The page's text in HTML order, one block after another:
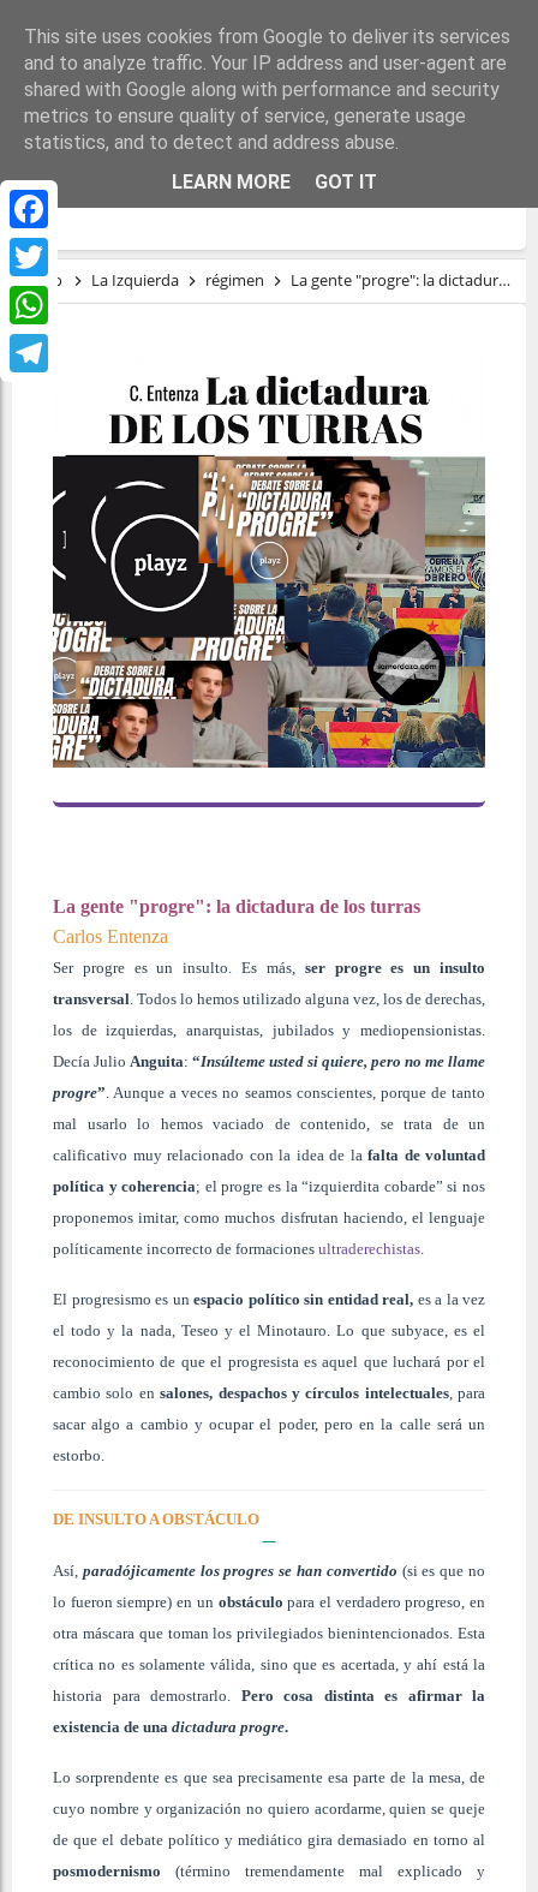
Facebook
Twitter
WhatsApp
LA GENTE "PROGRE": LA DICTADURA DE
LOS TURRAS
Inicio La Izquierda régimen La gente "progre": la dictadura de los turras
La gente "progre": la dictadura de los turras
Carlos Entenza
Ser progre es un insulto. Es más, ser progre es un insulto
transversal. Todos lo hemos utilizado alguna vez, los de derechas,
los de izquierdas, anarquistas, jubilados y mediopensionistas.
Decía Julio Anguita: “Insúlteme usted si quiere, pero no me llame
progre”. Aunque a veces no seamos conscientes, porque de tanto
mal usarlo lo hemos vaciado de contenido, se trata de un
calificativo muy relacionado con la idea de la falta de voluntad
política y coherencia; el progre es la “izquierdita cobarde” si nos
proponemos imitar, como muchos disfrutan haciendo, el lenguaje
políticamente incorrecto de formaciones ultraderechistas.
El progresismo es un espacio político sin entidad real, es a la vez
el todo y la nada, Teseo y el Minotauro. Lo que subyace, es el
reconocimiento de que el progresista es aquel que luchará por el
cambio solo ensalones, despachos y círculos intelectuales, para
sacar algo a cambio y ocupar el poder, pero en la calle será un
estorbo.
DE INSULTO A OBSTÁCULO
Así, paradójicamente los progres se han convertido (si es que no
lo fueron siempre) en un obstáculopara el verdadero progreso, en
otra máscara que toman los privilegiados bienintencionados. Esta
crítica no es solamente válida, sino que es acertada, y ahí está la
historia para demostrarlo. Pero cosa distinta es afirmar la
existencia de una dictadura progre.
Lo sorprendente es que sea precisamente esa parte de la mesa, de
cuyo nombre y organización no quiero acordarme, quien se queje
de que el debate político y mediático gira demasiado en torno al
posmodernismo (término tremendamente mal explicado y
This site uses cookies from Google to deliver its services
and to analyze traffic. Your IP address and user-agent are
shared with Google along with performance and security
metrics to ensure quality of service, generate usage
statistics, and to detect and address abuse.
LEARN MORE
GOT IT